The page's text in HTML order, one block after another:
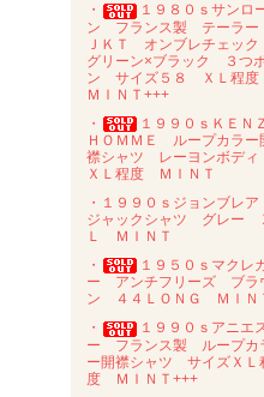
・
１９８０ｓサンロ
ン フランス製 テーラー
ＪＫＴ オンブレチェック
グリーン×ブラック ３つ
ン サイズ５８ ＸＬ程度
ＭＩＮＴ+++
・
１９９０ｓＫＥＮ
ＨＯＭＭＥ ループカラー
襟シャツ レーヨンボディ
ＸＬ程度 ＭＩＮＴ
・１９９０ｓジョンブレア
ジャックシャツ グレー
Ｌ ＭＩＮＴ
・
１９５０ｓマクレ
ー アンチフリーズ ブラ
ン ４４ＬＯＮＧ ＭＩＮ
・
１９９０ｓアニエ
ー フランス製 ループカ
ー開襟シャツ サイズＸＬ
度 ＭＩＮＴ+++